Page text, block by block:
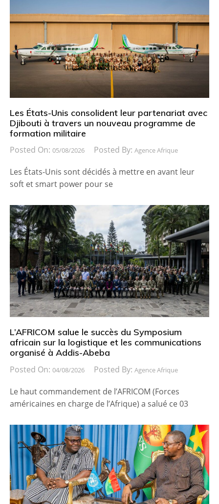
Les États-Unis consolident leur partenariat avec
Djibouti à travers un nouveau programme de
formation militaire
Posted On: 05/08/2026 Posted By: Agence Afrique
Les États-Unis sont décidés à mettre en avant leur
soft et smart power pour se
L’AFRICOM salue le succès du Symposium
africain sur la logistique et les communications
organisé à Addis-Abeba
Posted On: 04/08/2026 Posted By: Agence Afrique
Le haut commandement de l’AFRICOM (Forces
américaines en charge de l’Afrique) a salué ce 03